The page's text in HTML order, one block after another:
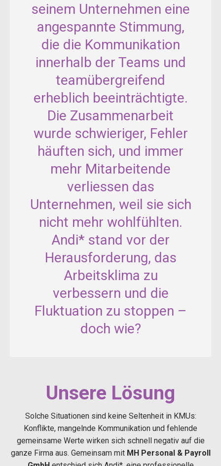
seinem Unternehmen eine
angespannte Stimmung,
die die Kommunikation
innerhalb der Teams und
teamübergreifend
erheblich beeinträchtigte.
Die Zusammenarbeit
wurde schwieriger, Fehler
häuften sich, und immer
mehr Mitarbeitende
verliessen das
Unternehmen, weil sie sich
nicht mehr wohlfühlten.
Andi* stand vor der
Herausforderung, das
Arbeitsklima zu
verbessern und die
Fluktuation zu stoppen –
doch wie?
Unsere Lösung
Solche Situationen sind keine Seltenheit in KMUs:
Konflikte, mangelnde Kommunikation und fehlende
gemeinsame Werte wirken sich schnell negativ auf die
ganze Firma aus. Gemeinsam mit MH Personal & Payroll